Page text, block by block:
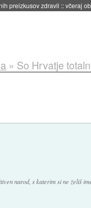
preizkusov zdravil ::včeraj
» So Hrvatje
narod, s katerim si ne želiš